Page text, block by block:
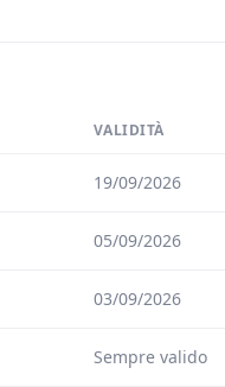
VALIDITÀ
19/09/2026
05/09/2026
03/09/2026
Sempre valido